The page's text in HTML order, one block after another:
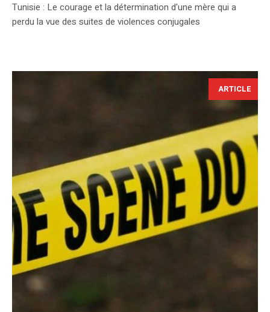
Tunisie : Le courage et la détermination d'une mère qui a
perdu la vue des suites de violences conjugales
ARTICLE